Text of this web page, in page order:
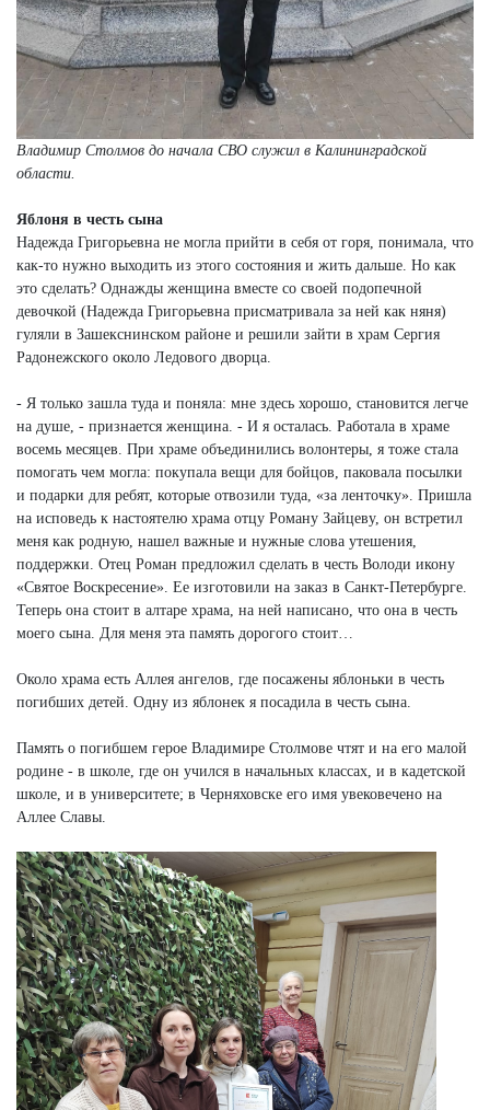
Владимир Столмов до начала СВО служил в Калининградской
области.
Яблоня в честь сына
Надежда Григорьевна не могла прийти в себя от горя, понимала, что
как-то нужно выходить из этого состояния и жить дальше. Но как
это сделать? Однажды женщина вместе со своей подопечной
девочкой (Надежда Григорьевна присматривала за ней как няня)
гуляли в Зашекснинском районе и решили зайти в храм Сергия
Радонежского около Ледового дворца.
- Я только зашла туда и поняла: мне здесь хорошо, становится легче
на душе, - признается женщина. - И я осталась. Работала в храме
восемь месяцев. При храме объединились волонтеры, я тоже стала
помогать чем могла: покупала вещи для бойцов, паковала посылки
и подарки для ребят, которые отвозили туда, «за ленточку». Пришла
на исповедь к настоятелю храма отцу Роману Зайцеву, он встретил
меня как родную, нашел важные и нужные слова утешения,
поддержки. Отец Роман предложил сделать в честь Володи икону
«Святое Воскресение». Ее изготовили на заказ в Санкт-Петербурге.
Теперь она стоит в алтаре храма, на ней написано, что она в честь
моего сына. Для меня эта память дорогого стоит…
Около храма есть Аллея ангелов, где посажены яблоньки в честь
погибших детей. Одну из яблонек я посадила в честь сына.
Память о погибшем герое Владимире Столмове чтят и на его малой
родине - в школе, где он учился в начальных классах, и в кадетской
школе, и в университете; в Черняховске его имя увековечено на
Аллее Славы.